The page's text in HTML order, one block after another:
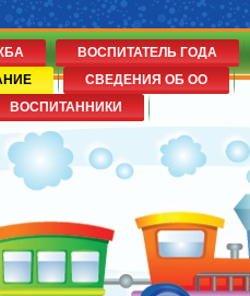
ВОСПИТАТЕЛЬ ГОДА
СВЕДЕНИЯ ОБ ОО
ВОСПИТАННИКИ